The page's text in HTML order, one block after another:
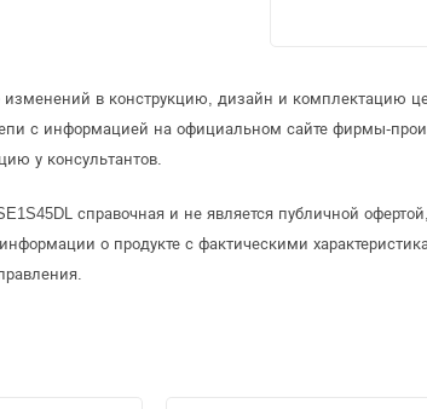
изменений в конструкцию, дизайн и комплектацию
с информацией на официальном сайте фирмы-
у консультантов.
справочная и не является публичной
о продукте с фактическими